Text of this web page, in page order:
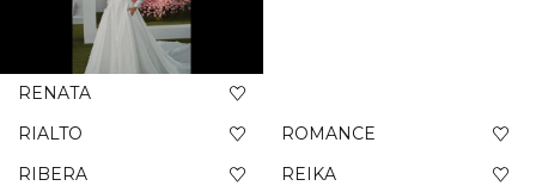
RENATA
RIALTO
ROMANCE
RIBERA
REIKA